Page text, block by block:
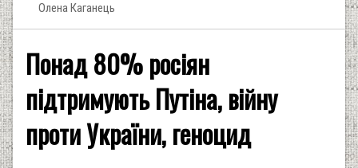
Олена Каганець
Понад 80% росіян
підтримують Путіна, війну
проти України, геноцид